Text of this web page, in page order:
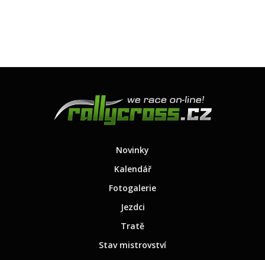
Novinky
Kalendář
Fotogalerie
Jezdci
Tratě
Stav mistrovství